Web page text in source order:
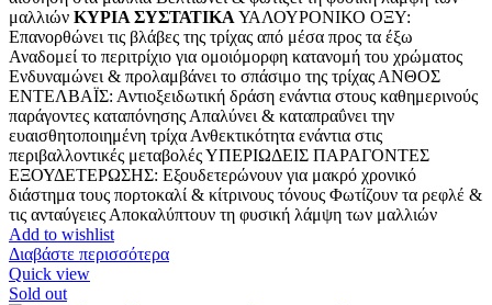
μαλλιών ΚΥΡΙΑ ΣΥΣΤΑΤΙΚΑ ΥΑΛΟΥΡΟΝΙΚΟ ΟΞΥ:
Eπανορθώνει τις βλάβες της τρίχας από μέσα προς τα έξω
Αναδομεί το περιτρίχιο για ομοιόμορφη κατανομή του χρώματος
Ενδυναμώνει & προλαμβάνει το σπάσιμο της τρίχας ΑΝΘΟΣ
ΕΝΤΕΛΒΑΪΣ: Αντιοξειδωτική δράση ενάντια στους καθημερινούς
παράγοντες καταπόνησης Απαλύνει & καταπραΰνει την
ευαισθητοποιημένη τρίχα Ανθεκτικότητα ενάντια στις
περιβαλλοντικές μεταβολές ΥΠΕΡΙΩΔΕΙΣ ΠΑΡΑΓΟΝΤΕΣ
ΕΞΟΥΔΕΤΕΡΩΣΗΣ: Εξουδετερώνουν για μακρό χρονικό
διάστημα τους πορτοκαλί & κίτρινους τόνους Φωτίζουν τα ρεφλέ &
τις ανταύγειες Αποκαλύπτουν τη φυσική λάμψη των μαλλιών
Add to wishlist
Διαβάστε περισσότερα
Quick view
Sold out